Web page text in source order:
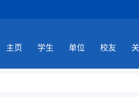
主页 学生 单位 校友